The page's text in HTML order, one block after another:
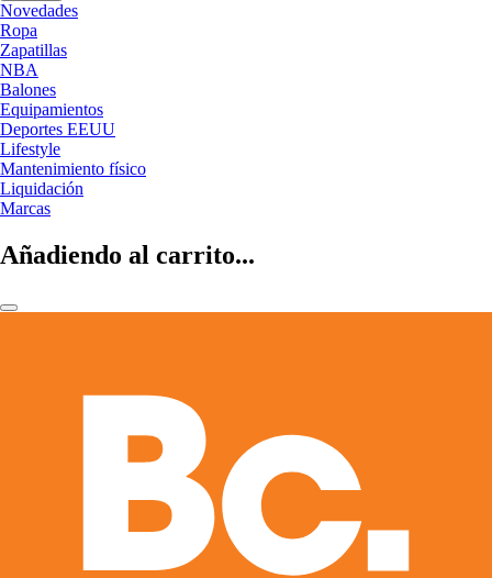
Novedades
Ropa
Zapatillas
NBA
Balones
Equipamientos
Deportes EEUU
Lifestyle
Mantenimiento físico
Liquidación
Marcas
Añadiendo al carrito...